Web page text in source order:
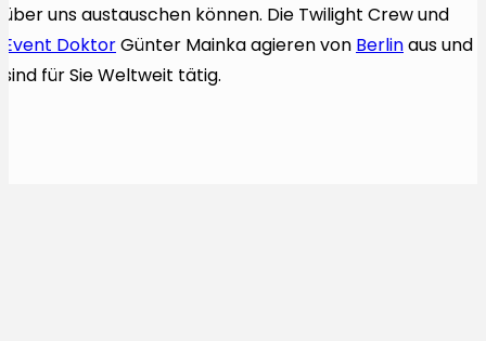
über uns austauschen können. Die Twilight Crew und
Event DoktorGünter Mainka agieren von Berlinaus und
sind für Sie Weltweit tätig.